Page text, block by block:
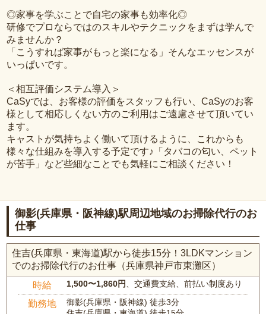
◎家事を学ぶことで自宅の家事も効率化◎
研修でプロならではのスキルやテクニックをまずは学んで
みませんか？
「こうすれば家事がもっと楽になる」そんなエッセンスが
いっぱいです。
＜相互評価システム導入＞
CaSyでは、お客様の評価をスタッフも行い、CaSyのお客
様として相応しくない方のご利用はご遠慮させて頂いてい
ます。
キャストが気持ちよく働いて頂けるように、これからも
様々な仕組みを導入する予定です♪「タバコの匂い、ペット
が苦手」など些細なことでも気軽にご相談ください！
御影(兵庫県・阪神線)駅周辺地域のお掃除代行のお
仕事
住吉(兵庫県・東海道)駅から徒歩15分！3LDKマンション
でのお掃除代行のお仕事（兵庫県神戸市東灘区）
時給 1,500〜1,860円、交通費支給、前払い制度あり
勤務地
御影(兵庫県・阪神線) 徒歩3分